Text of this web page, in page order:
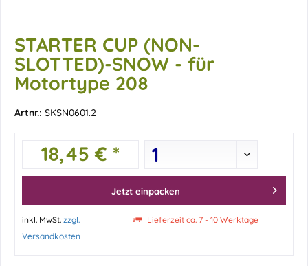
STARTER CUP (NON-
SLOTTED)-SNOW - für
Motortype 208
Artnr.: SKSN0601.2
18,45 € *
Jetzt einpacken
inkl. MwSt. zzgl.
Versandkosten
Lieferzeit ca. 7 - 10 Werktage